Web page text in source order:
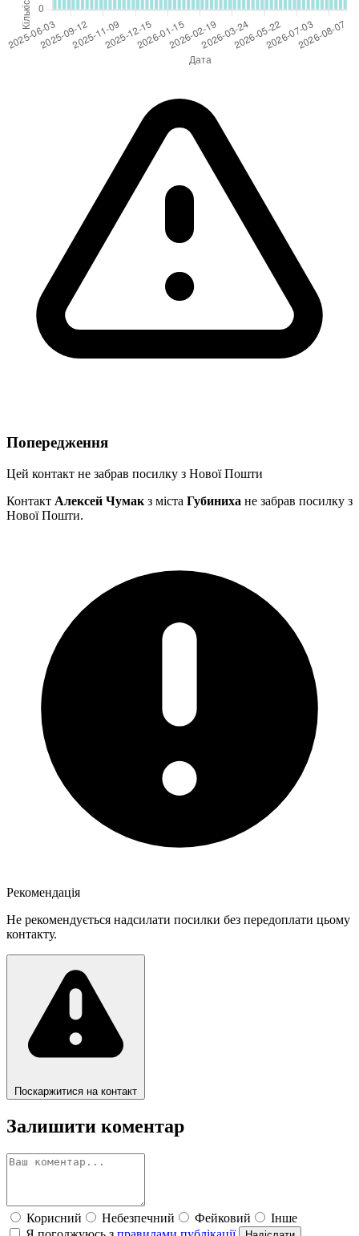
Попередження
Цей контакт не забрав посилку з Нової Пошти
Контакт Алексей Чумак з міста Губиниха не забрав посилку з
Нової Пошти.
Рекомендація
Не рекомендується надсилати посилки без передоплати цьому
контакту.
Поскаржитися на контакт
Залишити коментар
Корисний Небезпечний Фейковий
Інше